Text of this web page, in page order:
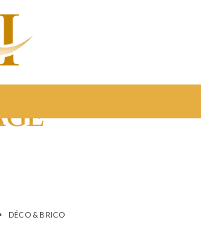
DÉCO & BRICO